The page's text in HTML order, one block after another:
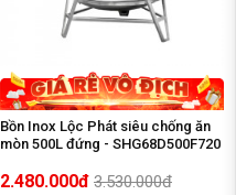
Bồn Inox Lộc Phát siêu chống ăn
mòn 500L đứng - SHG68D500F720
2.480.000đ 3.530.000đ